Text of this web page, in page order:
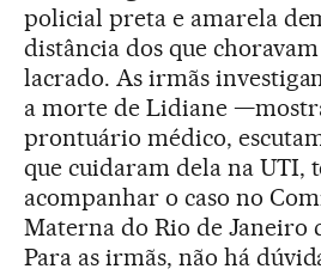
policial preta e amarela
distância dos que
lacrado. As irmãs
a morte de Lidiane
prontuário médico,
que cuidaram dela na UTI,
acompanhar o caso no
Materna do Rio de Janeiro
Para as irmãs, não há